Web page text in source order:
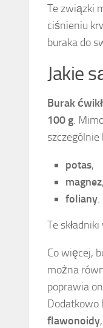
Te związki
ciśnieniu
buraka do
Jakie
Burak
100 g.
potas,
magnez,
foliany.
Te
Co więcej,
można
poprawia
Dodatkowo
flawonoidy